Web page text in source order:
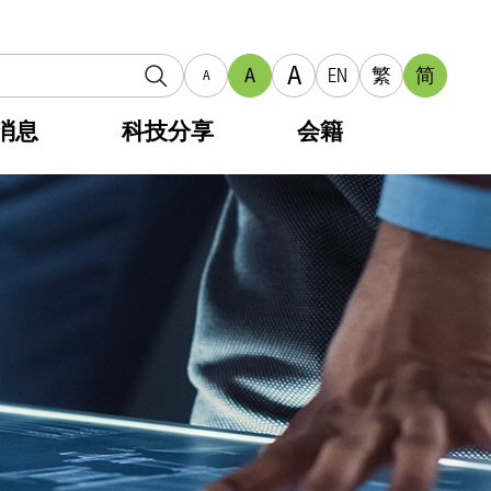
A A A EN 繁 简
息 科技分享 会籍